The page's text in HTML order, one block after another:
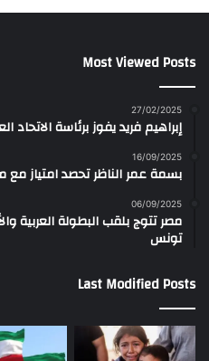
Most Viewed Posts
27/02/2025
إبراهيم فريد يفوز برئاسة الاتحاد
16/09/2025
بسمة عمر الناظر تحصد امتياز مع
06/09/2025
مصر تتوج بلقب البطولة العربية
تونس
Last Modified Posts